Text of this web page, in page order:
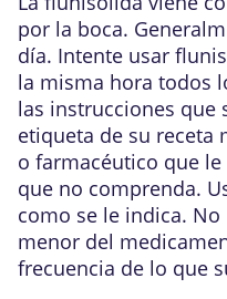
por la boca.
día. Intente usar
la misma hora todos
las instrucciones que
etiqueta de su receta
o farmacéutico que
que no comprenda.
como se le indica.
menor del
frecuencia de lo que